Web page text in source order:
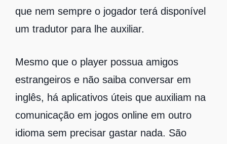
que nem sempre o jogador terá disponível
um tradutor para lhe auxiliar.
Mesmo que o player possua amigos
estrangeiros e não saiba conversar em
inglês, há aplicativos úteis que auxiliam na
comunicação em jogos online em outro
idioma sem precisar gastar nada. São